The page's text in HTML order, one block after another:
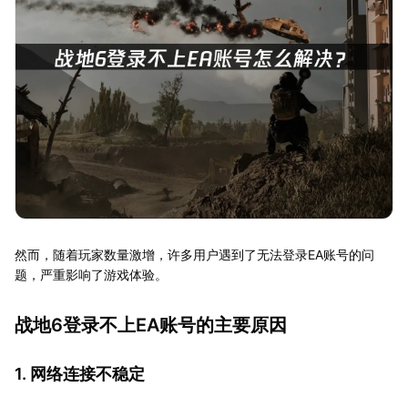
然而，随着玩家数量激增，许多用户遇到了无法登录EA账号的问
题，严重影响了游戏体验。
战地6登录不上EA账号的主要原因
1. 网络连接不稳定